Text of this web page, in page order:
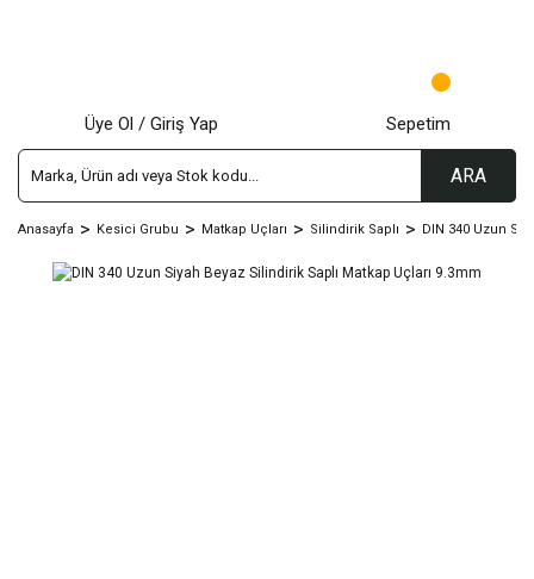
ARA
Üye Ol / Giriş Yap Sepetim
Anasayfa Kesici Grubu Matkap Uçları Silindirik Saplı DIN 340 Uzun